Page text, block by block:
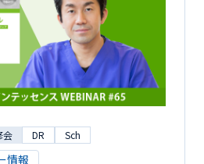
会 DR Sch
情報